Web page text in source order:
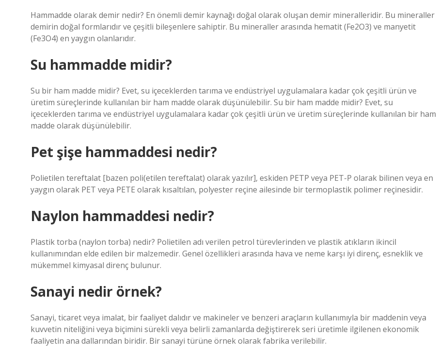
Hammadde olarak demir nedir? En önemli demir kaynağı doğal olarak oluşan demir mineralleridir. Bu mineraller
demirin doğal formlarıdır ve çeşitli bileşenlere sahiptir. Bu mineraller arasında hematit (Fe2O3) ve manyetit
(Fe3O4) en yaygın olanlarıdır.
Su hammadde midir?
Su bir ham madde midir? Evet, su içeceklerden tarıma ve endüstriyel uygulamalara kadar çok çeşitli ürün ve
üretim süreçlerinde kullanılan bir ham madde olarak düşünülebilir. Su bir ham madde midir? Evet, su
içeceklerden tarıma ve endüstriyel uygulamalara kadar çok çeşitli ürün ve üretim süreçlerinde kullanılan bir ham
madde olarak düşünülebilir.
Pet şişe hammaddesi nedir?
Polietilen tereftalat [bazen poli(etilen tereftalat) olarak yazılır], eskiden PETP veya PET-P olarak bilinen veya en
yaygın olarak PET veya PETE olarak kısaltılan, polyester reçine ailesinde bir termoplastik polimer reçinesidir.
Naylon hammaddesi nedir?
Plastik torba (naylon torba) nedir? Polietilen adı verilen petrol türevlerinden ve plastik atıkların ikincil
kullanımından elde edilen bir malzemedir. Genel özellikleri arasında hava ve neme karşı iyi direnç, esneklik ve
mükemmel kimyasal direnç bulunur.
Sanayi nedir örnek?
Sanayi, ticaret veya imalat, bir faaliyet dalıdır ve makineler ve benzeri araçların kullanımıyla bir maddenin veya
kuvvetin niteliğini veya biçimini sürekli veya belirli zamanlarda değiştirerek seri üretimle ilgilenen ekonomik
faaliyetin ana dallarından biridir. Bir sanayi türüne örnek olarak fabrika verilebilir.